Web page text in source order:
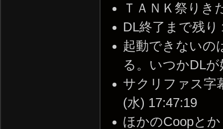
ＴＡＮＫ祭りき
DL終了まで残り
起動できないの
る。いつかDL
サクリファス字
(水) 17:47:19
ほかのCoopと